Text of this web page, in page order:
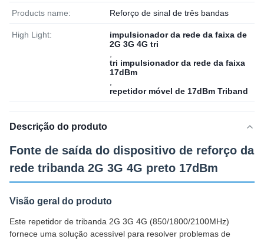
Products name: Reforço de sinal de três bandas
High Light:
impulsionador da rede da faixa de
2G 3G 4G tri
tri impulsionador da rede da faixa
17dBm
repetidor móvel de 17dBm Triband
Descrição do produto
Fonte de saída do dispositivo de reforço da
rede tribanda 2G 3G 4G preto 17dBm
Visão geral do produto
Este repetidor de tribanda 2G 3G 4G (850/1800/2100MHz)
fornece uma solução acessível para resolver problemas de